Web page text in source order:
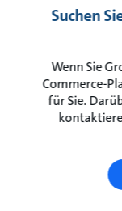
Suchen
Wenn Sie
Commerce-
für Sie.